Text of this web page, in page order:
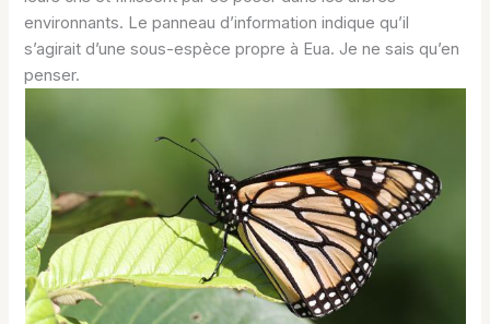
environnants. Le panneau d’information indique qu’il
s’agirait d’une sous-espèce propre à Eua. Je ne sais qu’en
penser.